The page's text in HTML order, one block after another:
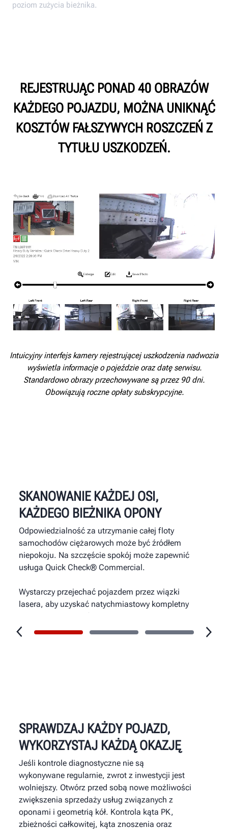
poziom zużycia bieżnika.
REJESTRUJĄC PONAD 40 OBRAZÓW
KAŻDEGO POJAZDU, MOŻNA UNIKNĄĆ
KOSZTÓW FAŁSZYWYCH ROSZCZEŃ Z
TYTUŁU USZKODZEŃ.
Intuicyjny interfejs kamery rejestrującej uszkodzenia nadwozia
wyświetla informacje o pojeździe oraz datę serwisu.
Standardowo obrazy przechowywane są przez 90 dni.
Obowiązują roczne opłaty subskrypcyjne.
SKANOWANIE KAŻDEJ OSI,
KAŻDEGO BIEŻNIKA OPONY
Odpowiedzialność za utrzymanie całej floty
samochodów ciężarowych może być źródłem
niepokoju. Na szczęście spokój może zapewnić
usługa Quick Check® Commercial.
Wystarczy przejechać pojazdem przez wiązki
lasera, aby uzyskać natychmiastowy kompletny
pomiar geometrii kół oraz stanu bieżnika.
SPRAWDZAJ KAŻDY POJAZD,
WYKORZYSTAJ KAŻDĄ OKAZJĘ
Jeśli kontrole diagnostyczne nie są
wykonywane regularnie, zwrot z inwestycji jest
wolniejszy. Otwórz przed sobą nowe możliwości
zwiększenia sprzedaży usług związanych z
oponami i geometrią kół. Kontrola kąta PK,
zbieżności całkowitej, kąta znoszenia oraz